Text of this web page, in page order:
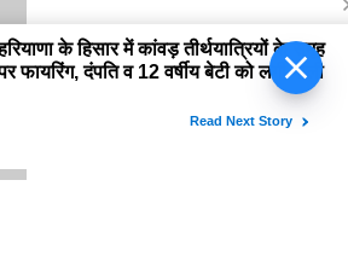
हिमाचल में कई जगह भारी वर्षा, 14 जुलाई तक
प्रधानमंत्री नरेन्द्र मोदी से मिले
नेटफ्लिक्स के को-सीईओ टेड